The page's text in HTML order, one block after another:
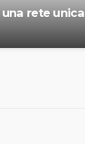
rete unica